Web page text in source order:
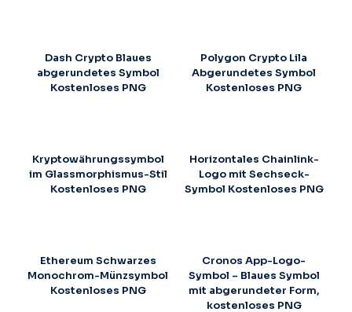
Dash Crypto Blaues
abgerundetes Symbol
Kostenloses PNG
Polygon Crypto Lila
Abgerundetes Symbol
Kostenloses PNG
Kryptowährungssymbol
im Glassmorphismus-Stil
Kostenloses PNG
Horizontales Chainlink-
Logo mit Sechseck-
Symbol Kostenloses PNG
Ethereum Schwarzes
Monochrom-Münzsymbol
Kostenloses PNG
Cronos App-Logo-
Symbol – Blaues Symbol
mit abgerundeter Form,
kostenloses PNG